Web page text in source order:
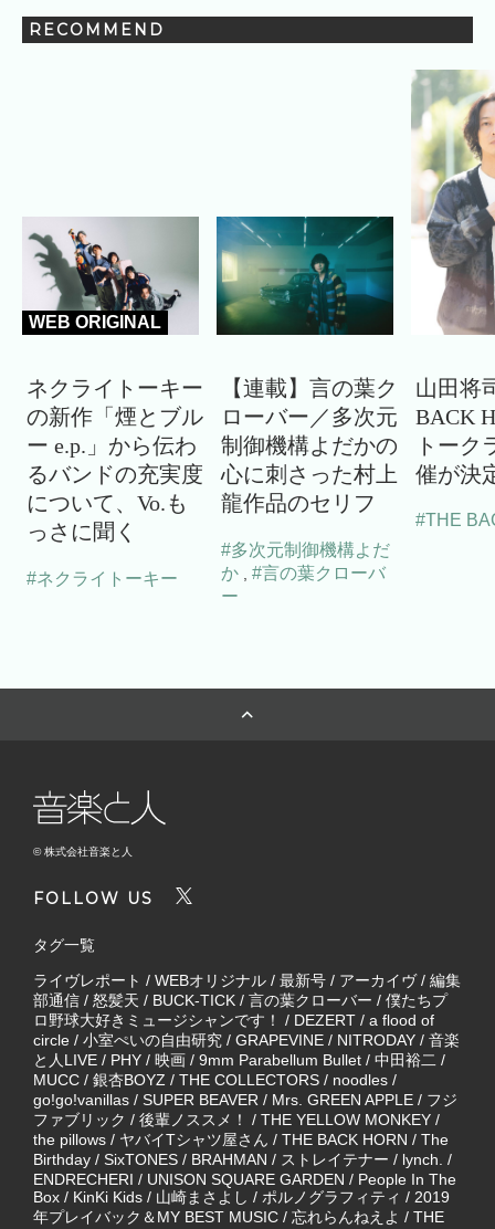
RECOMMEND
WEB ORIGINAL
ネクライトーキー
の新作「煙とブル
ー e.p.」から伝わ
るバンドの充実度
について、Vo.も
っさに聞く
#ネクライトーキー
【連載】言の葉ク
ローバー／多次元
制御機構よだかの
心に刺さった村上
龍作品のセリフ
#多次元制御機構よだ
か
#言の葉クローバ
ー
山田将
BACK
トーク
催が決
#THE
© 株式会社音楽と人
FOLLOW US
タグ一覧
ライヴレポート / WEBオリジナル / 最新号 / アーカイヴ/ 編集
部通信 / 怒髪天 / BUCK-TICK / 言の葉クローバー / 僕たちプ
ロ野球大好きミュージシャンです！
/ DEZERT / a flood of
circle / 小室ぺいの自由研究 / GRAPEVINE / NITRODAY / 音楽
と人LIVE / PHY / 映画 / 9mm Parabellum Bullet / 中田裕二 /
MUCC / 銀杏BOYZ / THE COLLECTORS / noodles /
go!go!vanillas / SUPER BEAVER / Mrs. GREEN APPLE / フジ
ファブリック / 後輩ノススメ！ / THE YELLOW MONKEY /
the pillows / ヤバイTシャツ屋さん / THE BACK HORN / The
Birthday / SixTONES / BRAHMAN / ストレイテナー / lynch. /
ENDRECHERI / UNISON SQUARE GARDEN / People In The
Box / KinKi Kids / 山崎まさよし / ポルノグラフィティ / 2019
年プレイバック＆MY BEST MUSIC / 忘れらんねえよ / THE